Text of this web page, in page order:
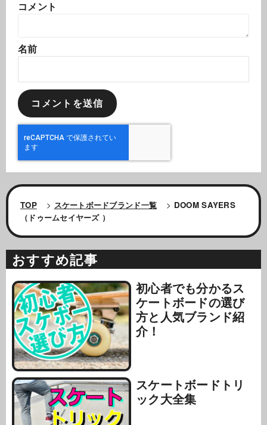
コメント
名前
TOP > スケートボードブランド一覧 > DOOM SAYERS
（ドゥームセイヤーズ ）
おすすめ記事
初心者でも分かるス
ケートボードの選び
方と人気ブランド紹
介！
スケートボードトリ
ック大全集